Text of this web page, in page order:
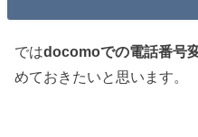
ではdocomoでの電話番号
めておきたいと思います。